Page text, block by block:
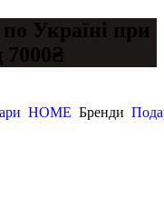
Україні при
7000₴
HOME Бренди